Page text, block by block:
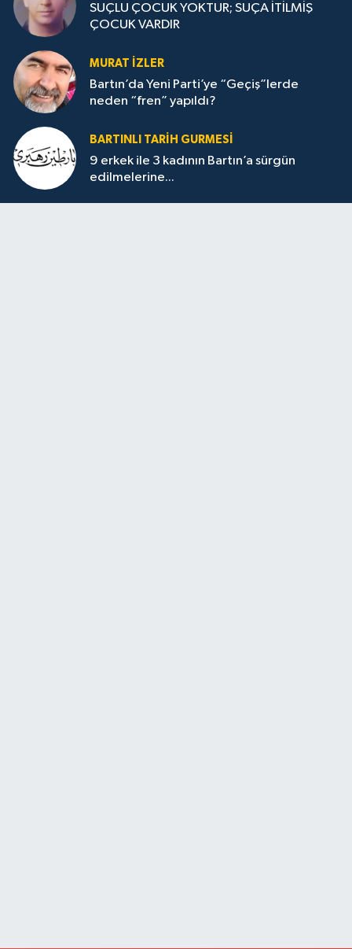
SUÇLU ÇOCUK YOKTUR; SUÇA İTİLMİŞ
ÇOCUK VARDIR
MURAT İZLER
Bartın’da Yeni Parti’ye “Geçiş”lerde
neden “fren” yapıldı?
BARTINLI TARIH GURMESI
9 erkek ile 3 kadının Bartın’a sürgün
edilmelerine...